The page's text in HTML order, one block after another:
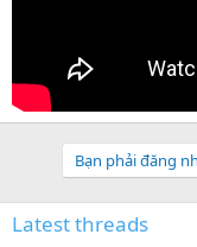
Bạn phải đăng
Latest threads